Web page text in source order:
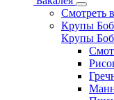
Смотреть
Крупы
Крупы